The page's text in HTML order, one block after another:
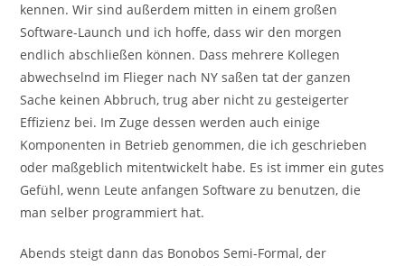
kennen. Wir sind außerdem mitten in einem großen
Software-Launch und ich hoffe, dass wir den morgen
endlich abschließen können. Dass mehrere Kollegen
abwechselnd im Flieger nach NY saßen tat der ganzen
Sache keinen Abbruch, trug aber nicht zu gesteigerter
Effizienz bei. Im Zuge dessen werden auch einige
Komponenten in Betrieb genommen, die ich geschrieben
oder maßgeblich mitentwickelt habe. Es ist immer ein gutes
Gefühl, wenn Leute anfangen Software zu benutzen, die
man selber programmiert hat.
Abends steigt dann das Bonobos Semi-Formal, der